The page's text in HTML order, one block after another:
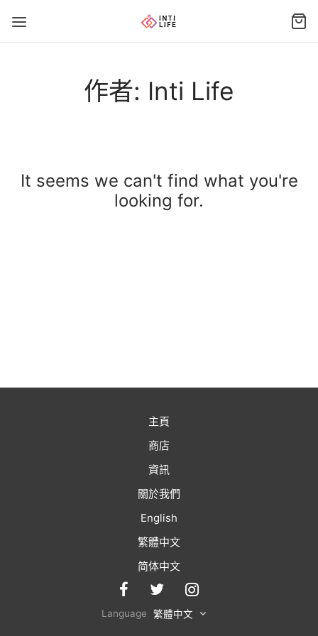
作者: Inti Life
It seems we can't find what you're
looking for.
主頁
商店
資訊
關於我們
English
繁體中文
简体中文
Language 繁體中文